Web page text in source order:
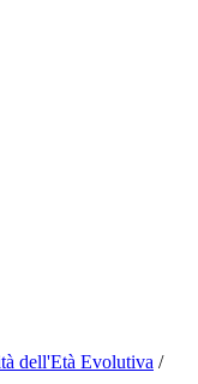
dell'Età Evolutiva /